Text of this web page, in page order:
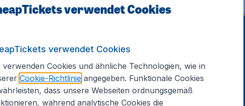
Internationale Webseiten
CheapTickets.nl
verwendet Cookies
verwendet Cookies
verwenden Cookies und ähnliche Technologien, wie in
Cookie-Richtlinieangegeben. Funktionale Cookies
dass unsere Webseiten ordnungsgemäß
während analytische Cookies die